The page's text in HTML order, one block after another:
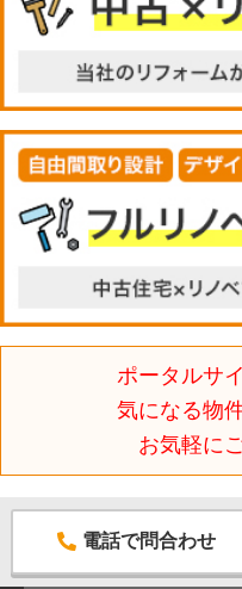
ポータルサ
気になる物
お気軽に
電話で問合わせ